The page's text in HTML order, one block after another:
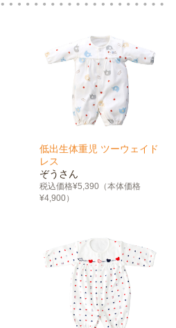
低出生体重児 ツーウェイド
レス
ぞうさん
税込価格¥5,390（本体価格
¥4,900）